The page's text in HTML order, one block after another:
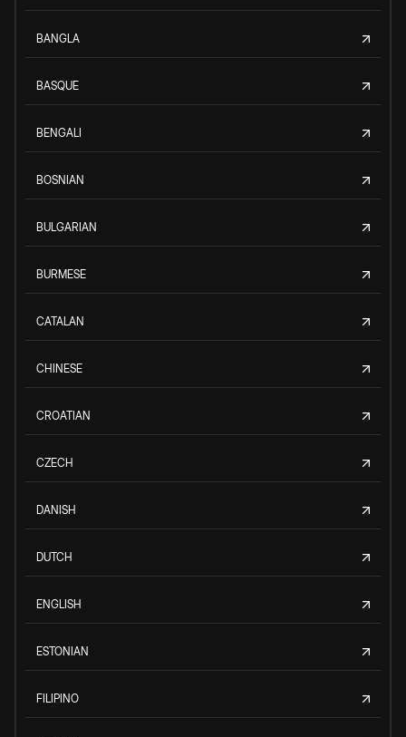
BANGLA
BASQUE
BENGALI
BOSNIAN
BULGARIAN
BURMESE
CATALAN
CHINESE
CROATIAN
CZECH
DANISH
DUTCH
ENGLISH
ESTONIAN
FILIPINO